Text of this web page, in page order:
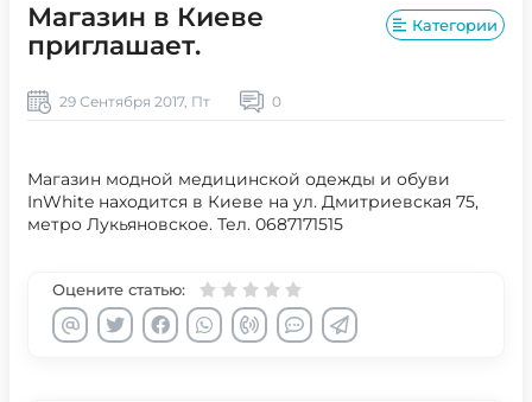
Магазин в Киеве
приглашает.
Категории
29 Сентября 2017, Пт 0
Магазин модной медицинской одежды и обуви
InWhite находится в Киеве на ул. Дмитриевская 75,
метро Лукьяновское. Тел. 0687171515
Оцените статью: